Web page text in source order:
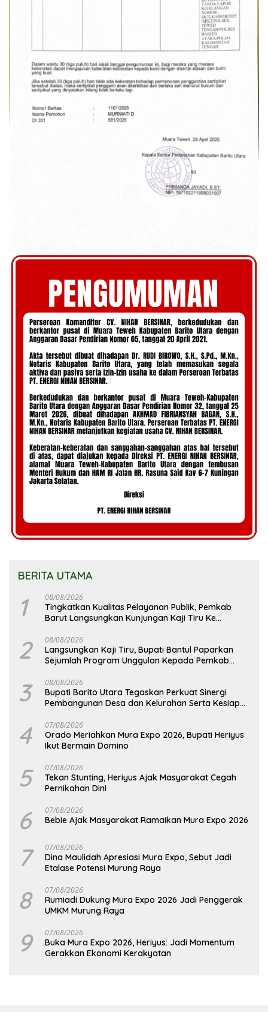
BERITA UTAMA
1 08/08/2026
Tingkatkan Kualitas Pelayanan Publik, Pemkab
Barut Langsungkan Kunjungan Kaji Tiru Ke
2 08/08/2026
Langsungkan Kaji Tiru, Bupati Bantul Paparkan
Sejumlah Program Unggulan Kepada Pemkab
3 08/08/2026
Bupati Barito Utara Tegaskan Perkuat Sinergi
Pembangunan Desa dan Kelurahan Serta Kesiapan
4 07/08/2026
Orado Meriahkan Mura Expo 2026, Bupati Heriyus
Ikut Bermain Domino
5 07/08/2026
Tekan Stunting, Heriyus Ajak Masyarakat Cegah
Pernikahan Dini
6 07/08/2026
Bebie Ajak Masyarakat Ramaikan Mura Expo 2026
7 07/08/2026
Dina Maulidah Apresiasi Mura Expo, Sebut Jadi
Etalase Potensi Murung Raya
8 07/08/2026
Rumiadi Dukung Mura Expo 2026 Jadi Penggerak
UMKM Murung Raya
9 07/08/2026
Buka Mura Expo 2026, Heriyus: Jadi Momentum
Gerakkan Ekonomi Kerakyatan